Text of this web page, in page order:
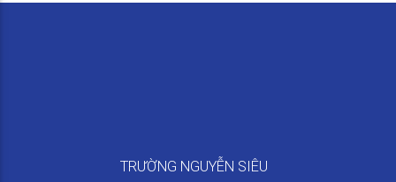
TRƯỜNG NGUYỄN SIÊU